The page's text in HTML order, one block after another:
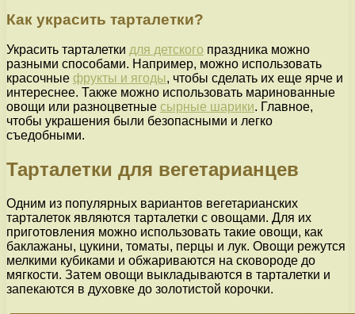
Как украсить тарталетки?
Украсить тарталетки для детского праздника можно
разными способами. Например, можно использовать
красочные фрукты и ягоды, чтобы сделать их еще ярче и
интереснее. Также можно использовать маринованные
овощи или разноцветные сырные шарики. Главное,
чтобы украшения были безопасными и легко
съедобными.
Тарталетки для вегетарианцев
Одним из популярных вариантов вегетарианских
тарталеток являются тарталетки с овощами. Для их
приготовления можно использовать такие овощи, как
баклажаны, цукини, томаты, перцы и лук. Овощи режутся
мелкими кубиками и обжариваются на сковороде до
мягкости. Затем овощи выкладываются в тарталетки и
запекаются в духовке до золотистой корочки.